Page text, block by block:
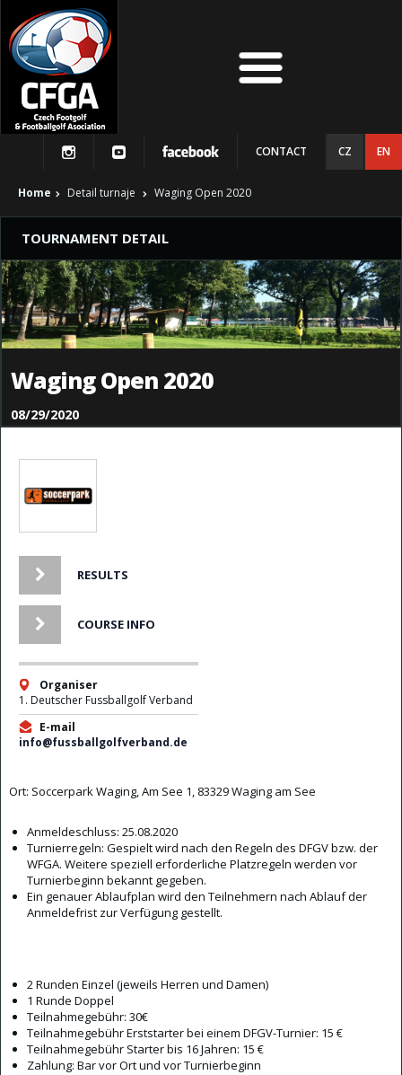
CONTACT CZ EN
Home Detail turnaje Waging Open 2020
TOURNAMENT DETAIL
Waging Open 2020
08/29/2020
RESULTS
COURSE INFO
Organiser
1. Deutscher Fussballgolf Verband
E-mail
info@fussballgolfverband.de
Ort: Soccerpark Waging, Am See 1, 83329 Waging am See
Anmeldeschluss: 25.08.2020
Turnierregeln: Gespielt wird nach den Regeln des DFGV bzw. der
WFGA. Weitere speziell erforderliche Platzregeln werden vor
Turnierbeginn bekannt gegeben.
Ein genauer Ablaufplan wird den Teilnehmern nach Ablauf der
Anmeldefrist zur Verfügung gestellt.
2 Runden Einzel (jeweils Herren und Damen)
1 Runde Doppel
Teilnahmegebühr: 30€
Teilnahmegebühr Erststarter bei einem DFGV-Turnier: 15 €
Teilnahmegebühr Starter bis 16 Jahren: 15 €
Zahlung: Bar vor Ort und vor Turnierbeginn